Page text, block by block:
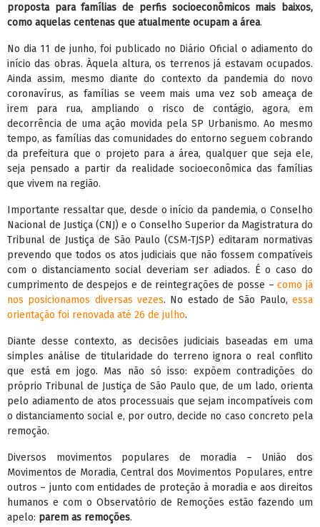
proposta para famílias de perfis socioeconômicos mais baixos,
como aquelas centenas que atualmente ocupam a área.
No dia 11 de junho, foi publicado no Diário Oficial o adiamento do
início das obras. Àquela altura, os terrenos já estavam ocupados.
Ainda assim, mesmo diante do contexto da pandemia do novo
coronavírus, as famílias se veem mais uma vez sob ameaça de
irem para rua, ampliando o risco de contágio, agora, em
decorrência de uma ação movida pela SP Urbanismo. Ao mesmo
tempo, as famílias das comunidades do entorno seguem cobrando
da prefeitura que o projeto para a área, qualquer que seja ele,
seja pensado a partir da realidade socioeconômica das famílias
que vivem na região.
Importante ressaltar que, desde o início da pandemia, o Conselho
Nacional de Justiça (CNJ) e o Conselho Superior da Magistratura do
Tribunal de Justiça de São Paulo (CSM-TJSP) editaram normativas
prevendo que todos os atos judiciais que não fossem compatíveis
com o distanciamento social deveriam ser adiados. É o caso do
cumprimento de despejos e de reintegrações de posse –como já
nos posicionamos diversas vezes. No estado de São Paulo, essa
orientação foi renovada até 26 de julho.
Diante desse contexto, as decisões judiciais baseadas em uma
simples análise de titularidade do terreno ignora o real conflito
que está em jogo. Mas não só isso: expõem contradições do
próprio Tribunal de Justiça de São Paulo que, de um lado, orienta
pelo adiamento de atos processuais que sejam incompatíveis com
o distanciamento social e, por outro, decide no caso concreto pela
remoção.
Diversos movimentos populares de moradia – União dos
Movimentos de Moradia, Central dos Movimentos Populares, entre
outros – junto com entidades de proteção à moradia e aos direitos
humanos e com o Observatório de Remoções estão fazendo um
apelo: parem as remoções.